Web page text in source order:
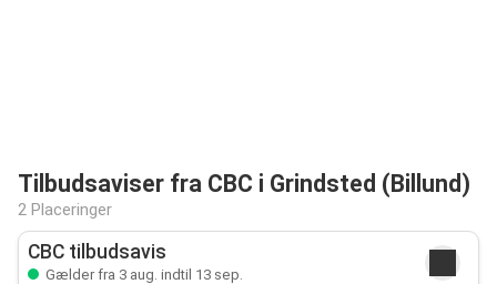
Tilbudsaviser fra CBC i Grindsted (Billund)
2 Placeringer
CBC tilbudsavis
Gælder fra 3 aug. indtil 13 sep.